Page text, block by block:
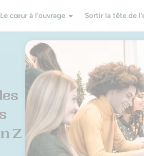
Le cœur à l'ouvrage Sortir la tête de
Z